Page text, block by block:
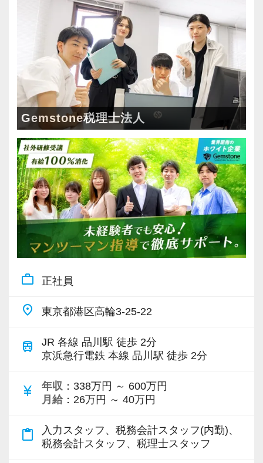
プロフェッショナルとしての仕事へのコミッ
ト・責任感を大前提として、同時にワークライ
フバランスも重視し、日々の業務量に配慮して
います。
スタッフ全員に、仕事のやりがいと勉強、プラ
イベート等の健全な両立を目指してほしいと思
います。
【ストレスは半分、やりがいは2倍、あなたの
「がんばり」を無駄にしません！】
資格や担当数などは正当に評価して給与等にし
っかり還元しています。随時昇給しているので
年２回昇給するスタッフもいます。
評価軸も1つではないので、誰にでも昇級のチャ
ンスがあります。
適材適所をモットーに、その人に合った業務を
いを持って働き、個人の目標に合わせて成⻑し
仕事は基本的にチーム制で、グループチャット
で常に複数人が進捗を確認。
万が一のときでも全員でバックアップできるよ
【求職者へのメッセージ】
ある程度の経験をお持ちの方なら…。
担当を持っていただき、会計税務全般をお任せ
します。
事業承継支援や連結決算など、より専門性を要
する業務へも色々に携わっていただけるでしょ
う。
グループの他部署と連動して、大手企業のTAX
レビューなどにも携わるチャンスがあります。
スタッフたちの成果物のレビューなども行いな
がら、将来的にマネジメント業務にも挑戦。
より広い場面で活躍していただけることを期待
しています。
【安心して仕事に取り組める環境】
長く安心して働けるよう、さまざまな制度や体
現在は在宅勤務も実施しており、ご自宅からも
スタッフ個々の段階に応じて、成長を支援でき
るレベル別集中トレーニングなど研修体制も充
・働き方改革への取り組み
Gemstone税理士法人
work_outline 正社員
place 東京都港区高輪3-25-22
train
JR 各線 品川駅 徒歩 2分
京浜急行電鉄 本線 品川駅 徒歩 2分
currency_yen 年収 ：338万円 ～ 600万円
月給 ：26万円 ～ 40万円
content_paste
入力スタッフ、税務会計スタッフ(内勤)、
税務会計スタッフ、税理士スタッフ